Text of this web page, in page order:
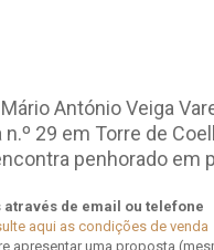
António Veiga
29 em Torre de
penhorado em
de email ou telefone
aqui as condições de venda
uma proposta